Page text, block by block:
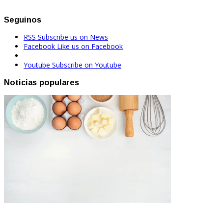
Seguinos
RSS Subscribe us on News
Facebook Like us on Facebook
Youtube Subscribe on Youtube
Noticias populares